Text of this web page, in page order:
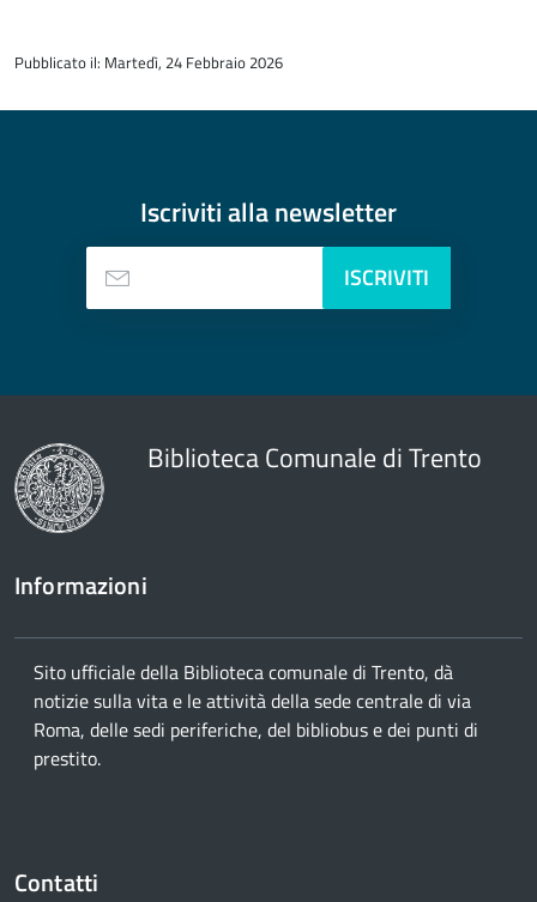
del
Pubblicato il: Martedì, 24 Febbraio 2026
Iscriviti allanewsletter
ISCRIVITI
Biblioteca Comunale di Trento
Informazioni
Sito ufficiale della Biblioteca comunale di Trento, dà
notizie sulla vita e le attività della sede centrale di via
Roma, delle sedi periferiche, del bibliobus e dei punti di
prestito.
Contatti